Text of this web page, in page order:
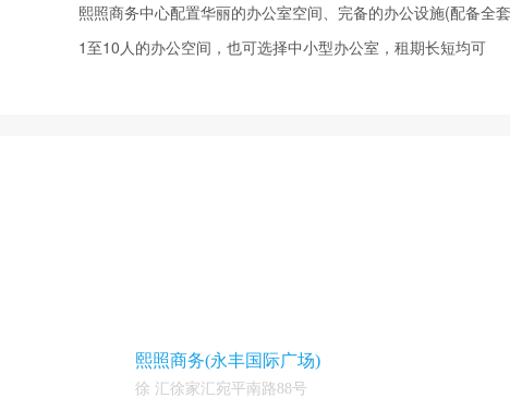
熙照商务中心配置华丽的办公室空间、完备的办公设施(配备全套
1至10人的办公空间，也可选择中小型办公室，租期长短均可
熙照商务(永丰国际广场)
徐 汇徐家汇宛平南路88号